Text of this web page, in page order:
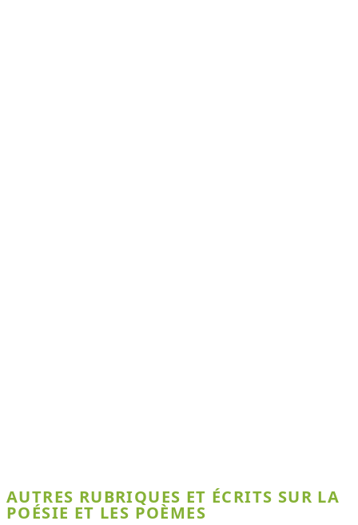
AUTRES RUBRIQUES ET ÉCRITS SUR LA
POÉSIE ET LES POÈMES